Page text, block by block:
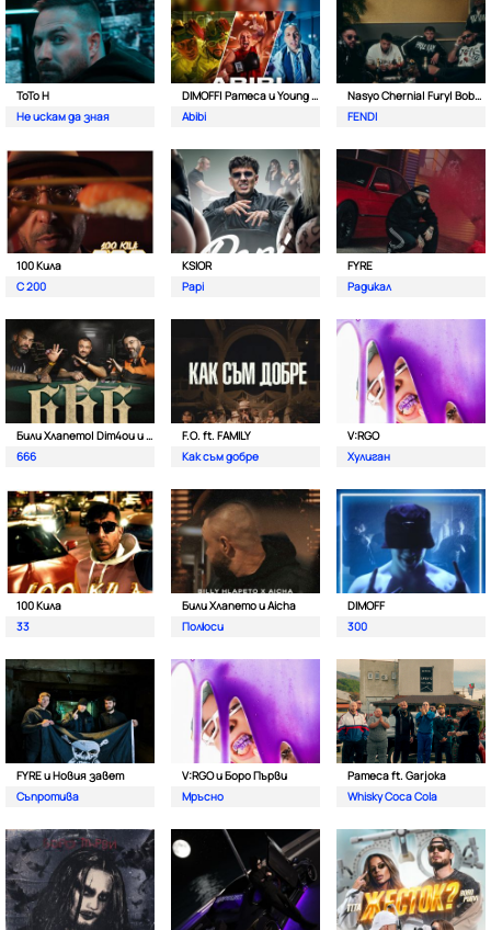
ToTo H
Не искам да зная
DIMOFF| Pameca и Young BB Young
Abibi
Nasyo Chernia| Fury| Bobo Armani| & N.A.S.I.
FENDI
100 Кила
С 200
KSIOR
Papi
FYRE
Радикал
Били Хлапето| Dim4ou и Garjoka
666
F.O. ft. FAMILY
Как съм добре
V:RGO
Хулиган
100 Кила
33
Били Хлапето и Aicha
Полюси
DIMOFF
300
FYRE и Новия завет
Съпротива
V:RGO и Боро Първи
Мръсно
Pameca ft. Garjoka
Whisky Coca Cola